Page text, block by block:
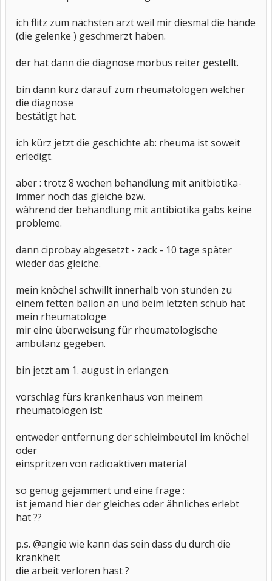
ich flitz zum nächsten arzt weil mir diesmal die hände
(die gelenke ) geschmerzt haben.
der hat dann die diagnose morbus reiter gestellt.
bin dann kurz darauf zum rheumatologen welcher
die diagnose
bestätigt hat.
ich kürz jetzt die geschichte ab: rheuma ist soweit
erledigt.
aber : trotz 8 wochen behandlung mit anitbiotika-
immer noch das gleiche bzw.
während der behandlung mit antibiotika gabs keine
probleme.
dann ciprobay abgesetzt - zack - 10 tage später
wieder das gleiche.
mein knöchel schwillt innerhalb von stunden zu
einem fetten ballon an und beim letzten schub hat
mein rheumatologe
mir eine überweisung für rheumatologische
ambulanz gegeben.
bin jetzt am 1. august in erlangen.
vorschlag fürs krankenhaus von meinem
rheumatologen ist:
entweder entfernung der schleimbeutel im knöchel
oder
einspritzen von radioaktiven material
so genug gejammert und eine frage :
ist jemand hier der gleiches oder ähnliches erlebt
hat ??
p.s. @angie wie kann das sein dass du durch die
krankheit
die arbeit verloren hast ?